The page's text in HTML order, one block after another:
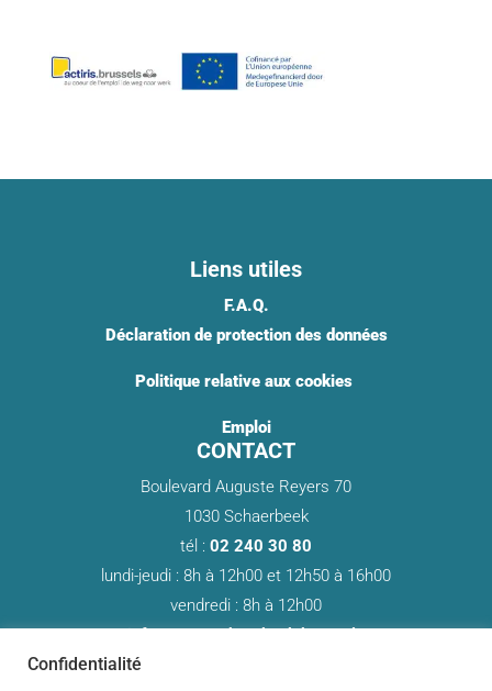
Liens utiles
F.A.Q.
Déclaration de protection des données
Politique relative aux cookies ​
Emploi
CONTACT
Boulevard Auguste Reyers 70
1030 Schaerbeek
tél : 02 240 30 80
lundi-jeudi : 8h à 12h00 et 12h50 à 16h00
vendredi : 8h à 12h00
info@cpas-schaerbeek.brussels
Confidentialité